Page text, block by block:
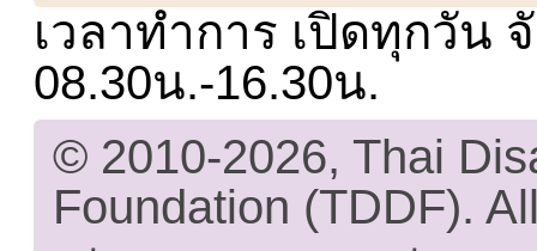
เวลาทำการ เปิดทุกวัน
08.30น.-16.30น.
© 2010-2026, Thai
Foundation (TDDF).